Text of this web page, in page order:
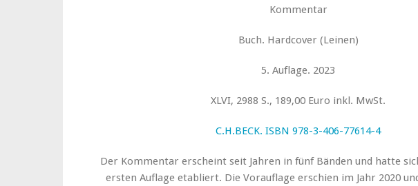
Kommentar
Buch. Hardcover (Leinen)
5. Auflage. 2023
XLVI, 2988 S., 189,00 Euro inkl. MwSt.
C.H.BECK. ISBN 978-3-406-77614-4
Der Kommentar erscheint seit Jahren in fünf Bänden und hatte
ersten Auflage etabliert. Die Vorauflage erschien im Jahr 2020